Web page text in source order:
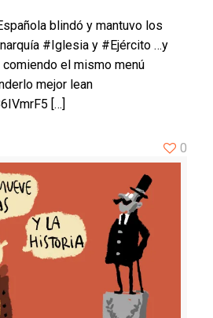
blindó y mantuvo los
#Iglesia y #Ejército …y
el mismo menú
mejor lean
[…]
0